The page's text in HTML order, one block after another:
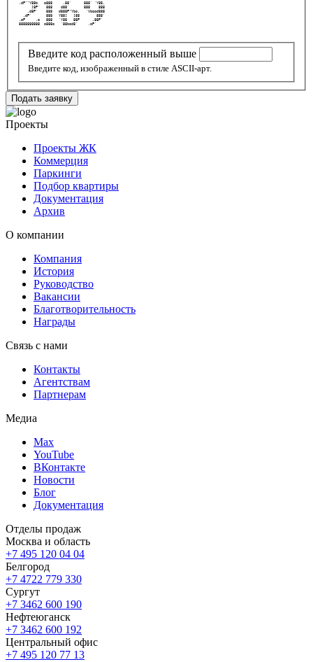
.dP""Y88b   o888     .88'      888' `Y88.
       ]8P'   888    d88'       888    888
     .d8P'    888   d888P"Ybo.   `Vbood888
   .dP'       888   Y88[   ]88        888'
.oP     .o   888   `Y88   88P      .88P'
8888888888  o888o   `88bod8'     .oP'
Введите код расположенный выше
Введите код, изображенный в стиле ASCII-арт.
Подать заявку
Проекты
Проекты ЖК
Коммерция
Паркинги
Подбор квартиры
Документация
Архив
О компании
Компания
История
Руководство
Вакансии
Благотворительность
Награды
Связь с нами
Контакты
Агентствам
Партнерам
Медиа
Max
YouTube
ВКонтакте
Новости
Блог
Документация
Отделы продаж
Москва и область
+7 495 120 04 04
Белгород
+7 4722 779 330
Сургут
+7 3462 600 190
Нефтеюганск
+7 3462 600 192
Центральный офис
+7 495 120 77 13